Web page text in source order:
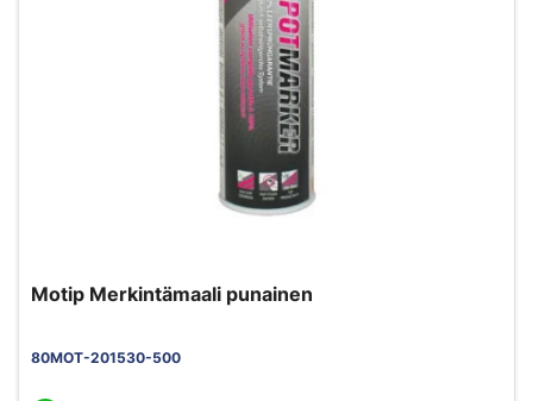
Motip Merkintämaali punainen
80MOT-201530-500